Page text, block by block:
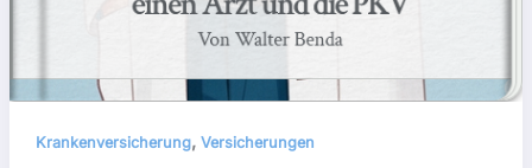
Krankenversicherung, Versicherungen